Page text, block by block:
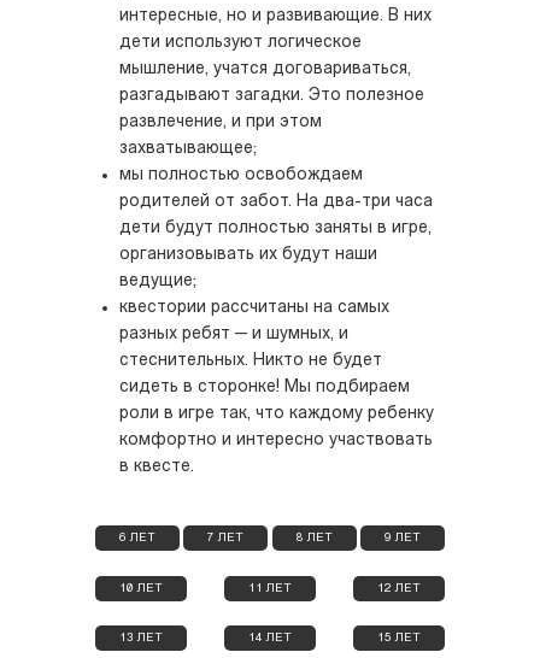
интересные, но и развивающие. В них
дети используют логическое
мышление, учатся договариваться,
разгадывают загадки. Это полезное
развлечение, и при этом
захватывающее;
мы полностью освобождаем
родителей от забот. На два-три часа
дети будут полностью заняты в игре,
организовывать их будут наши
ведущие;
квестории рассчитаны на самых
разных ребят — и шумных, и
стеснительных. Никто не будет
сидеть в сторонке! Мы подбираем
роли в игре так, что каждому ребенку
комфортно и интересно участвовать
в квесте.
6 ЛЕТ 7 ЛЕТ 8 ЛЕТ 9 ЛЕТ
10 ЛЕТ 11 ЛЕТ 12 ЛЕТ
13 ЛЕТ 14 ЛЕТ 15 ЛЕТ